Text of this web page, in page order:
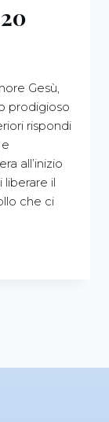
Gesù,
prodigioso
rispondi
all’inizio
il
che ci